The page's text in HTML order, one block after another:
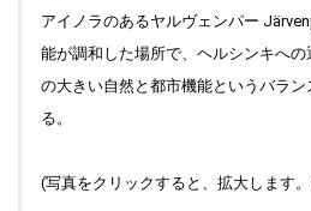
2025.04.08
News Letters と Field work のペー
Vysoká U Příbramě を訂正しました
Top "Field work Praha(Prague) " 写
2025.04.02
Top 右側の「季節の一曲」更新中で
アイノラのあるヤルヴェンパー
能が調和した場所で、ヘルシンキへ
の大きい自然と都市機能というバラ
る。
(写真をクリックすると、拡大します